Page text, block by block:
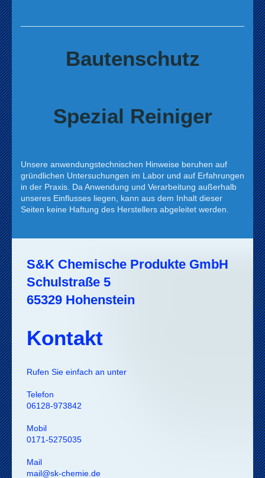
Bautenschutz
Spezial Reiniger
Unsere anwendungstechnischen Hinweise beruhen auf
gründlichen Untersuchungen im Labor und auf Erfahrungen
in der Praxis. Da Anwendung und Verarbeitung außerhalb
unseres Einflusses liegen, kann aus dem Inhalt dieser
Seiten keine Haftung des Herstellers abgeleitet werden.
S&K Chemische Produkte GmbH
Schulstraße 5
65329 Hohenstein
Kontakt
Rufen Sie einfach an unter
Telefon
06128-973842
Mobil
0171-5275035
Mail
mail@sk-chemie.de